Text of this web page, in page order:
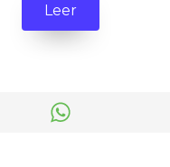
Leer